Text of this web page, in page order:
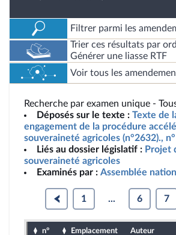
Filtrer parmi les
Trier ces résultats par
Générer une liasse RTF
Voir tous les
Recherche par examen unique -
Déposés sur le texte : Texte de
engagement de la procédure
souveraineté agricoles (n°2632).,
Liés au dossier législatif : Projet
souveraineté agricoles
Examinés par : Assemblée
1 ... 6 7
n° Emplacement Auteur